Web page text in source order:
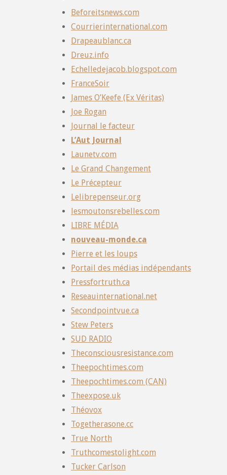
Beforeitsnews.com
Courrierinternational.com
Drapeaublanc.ca
Dreuz.info
Echelledejacob.blogspot.com
FranceSoir
James O’Keefe (Ex Véritas)
Joe Rogan
Journal le facteur
L’Aut Journal
Launetv.com
Le Grand Changement
Le Précepteur
Lelibrepenseur.org
lesmoutonsrebelles.com
LIBRE MÉDIA
nouveau-monde.ca
Pierre et les loups
Portail des médias indépendants
Pressfortruth.ca
Reseauinternational.net
Secondpointvue.ca
Stew Peters
SUD RADIO
Theconsciousresistance.com
Theepochtimes.com
Theepochtimes.com (CAN)
Theexpose.uk
Théovox
Togetherasone.cc
True North
Truthcomestolight.com
Tucker Carlson